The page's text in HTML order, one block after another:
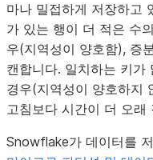
마나 밀접하게 저장하고
가 있는 행이 더 적은 수
우(지역성이 양호함), 증
캔합니다. 일치하는 키가
경우(지역성이 양호하지
고침보다 시간이 더 오래
Snowflake가 데이터를